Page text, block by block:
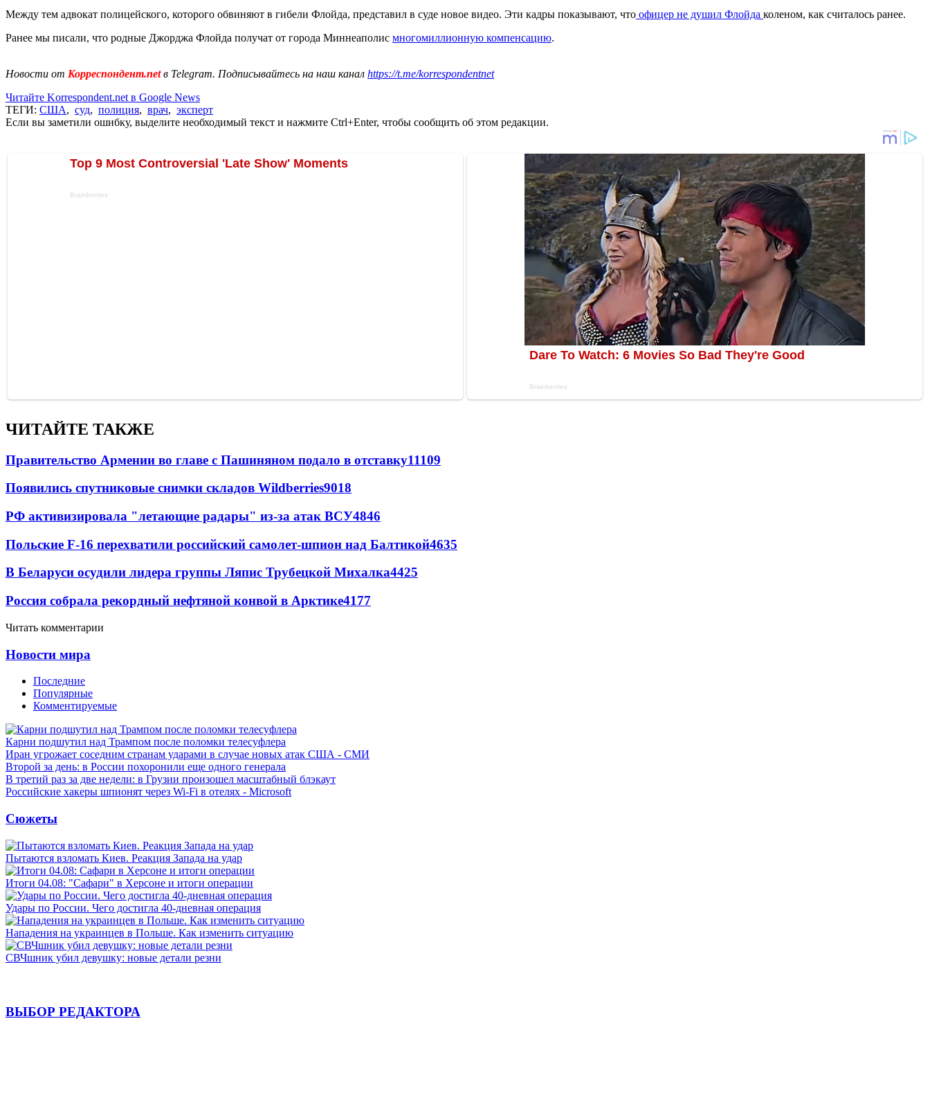
Между тем адвокат полицейского, которого обвиняют в гибели Флойда, представил в суде новое видео. Эти кадры показывают, что офицер не душил Флойда коленом, как считалось ранее.
Ранее мы писали, что родные Джорджа Флойда получат от города Миннеаполис многомиллионную компенсацию.
Новости от Корреспондент.netв Telegram. Подписывайтесь на наш канал https://t.me/korrespondentnet
Читайте Korrespondent.net в Google News
ТЕГИ: США, суд, полиция, врач, эксперт
Если вы заметили ошибку, выделите необходимый текст и нажмите Ctrl+Enter, чтобы сообщить об этом редакции.
ЧИТАЙТЕ ТАКЖЕ
Правительство Армении во главе с Пашиняном подало в отставку11109
Появились спутниковые снимки складов Wildberries9018
РФ активизировала "летающие радары" из-за атак ВСУ4846
Польские F-16 перехватили российский самолет-шпион над Балтикой4635
В Беларуси осудили лидера группы Ляпис Трубецкой Михалка4425
Россия собрала рекордный нефтяной конвой в Арктике4177
Читать комментарии
Новости мира
Последние
Популярные
Комментируемые
Карни подшутил над Трампом после поломки телесуфлера
Иран угрожает соседним странам ударами в случае новых атак США - СМИ
Второй за день: в России похоронили еще одного генерала
В третий раз за две недели: в Грузии произошел масштабный блэкаут
Российские хакеры шпионят через Wi-Fi в отелях - Microsoft
Сюжеты
Пытаются взломать Киев. Реакция Запада на удар
Итоги 04.08: "Сафари" в Херсоне и итоги операции
Удары по России. Чего достигла 40-дневная операция
Нападения на украинцев в Польше. Как изменить ситуацию
СВЧшник убил девушку: новые детали резни
ВЫБОР РЕДАКТОРА